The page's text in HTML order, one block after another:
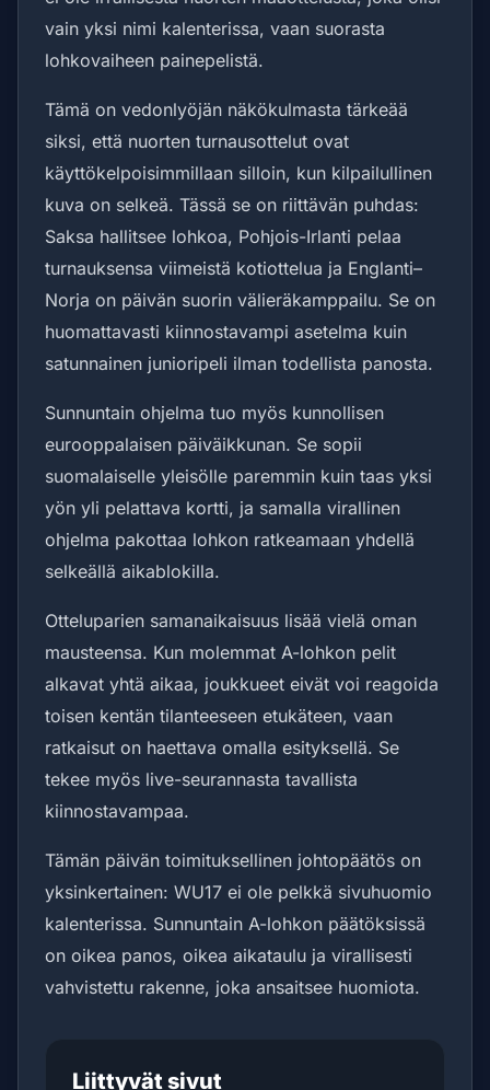
vain yksi nimi kalenterissa, vaan suorasta
lohkovaiheen painepelistä.
Tämä on vedonlyöjän näkökulmasta tärkeää
siksi, että nuorten turnausottelut ovat
käyttökelpoisimmillaan silloin, kun kilpailullinen
kuva on selkeä. Tässä se on riittävän puhdas:
Saksa hallitsee lohkoa, Pohjois-Irlanti pelaa
turnauksensa viimeistä kotiottelua ja Englanti–
Norja on päivän suorin välieräkamppailu. Se on
huomattavasti kiinnostavampi asetelma kuin
satunnainen junioripeli ilman todellista panosta.
Sunnuntain ohjelma tuo myös kunnollisen
eurooppalaisen päiväikkunan. Se sopii
suomalaiselle yleisölle paremmin kuin taas yksi
yön yli pelattava kortti, ja samalla virallinen
ohjelma pakottaa lohkon ratkeamaan yhdellä
selkeällä aikablokilla.
Otteluparien samanaikaisuus lisää vielä oman
mausteensa. Kun molemmat A-lohkon pelit
alkavat yhtä aikaa, joukkueet eivät voi reagoida
toisen kentän tilanteeseen etukäteen, vaan
ratkaisut on haettava omalla esityksellä. Se
tekee myös live-seurannasta tavallista
kiinnostavampaa.
Tämän päivän toimituksellinen johtopäätös on
yksinkertainen: WU17 ei ole pelkkä sivuhuomio
kalenterissa. Sunnuntain A-lohkon päätöksissä
on oikea panos, oikea aikataulu ja virallisesti
vahvistettu rakenne, joka ansaitsee huomiota.
Liittyvät sivut